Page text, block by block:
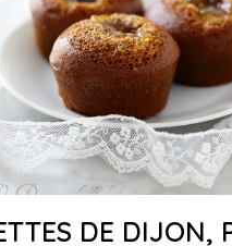
DE DIJON,